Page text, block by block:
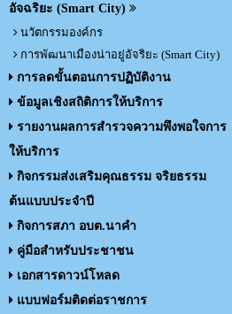
อัจฉริยะ (Smart City)
นวัตกรรมองค์กร
การพัฒนาเมืองน่าอยู่อัจริยะ (Smart City)
การลดขั้นตอนการปฏิบัติงาน
ข้อมูลเชิงสถิติการให้บริการ
รายงานผลการสำรวจความพึงพอใจการ
ให้บริการ
กิจกรรมส่งเสริมคุณธรรม จริยธรรม
ต้นแบบประจำปี
กิจการสภา อบต.นาคำ
คู่มือสำหรับประชาชน
เอกสารดาวน์โหลด
แบบฟอร์มติดต่อราชการ